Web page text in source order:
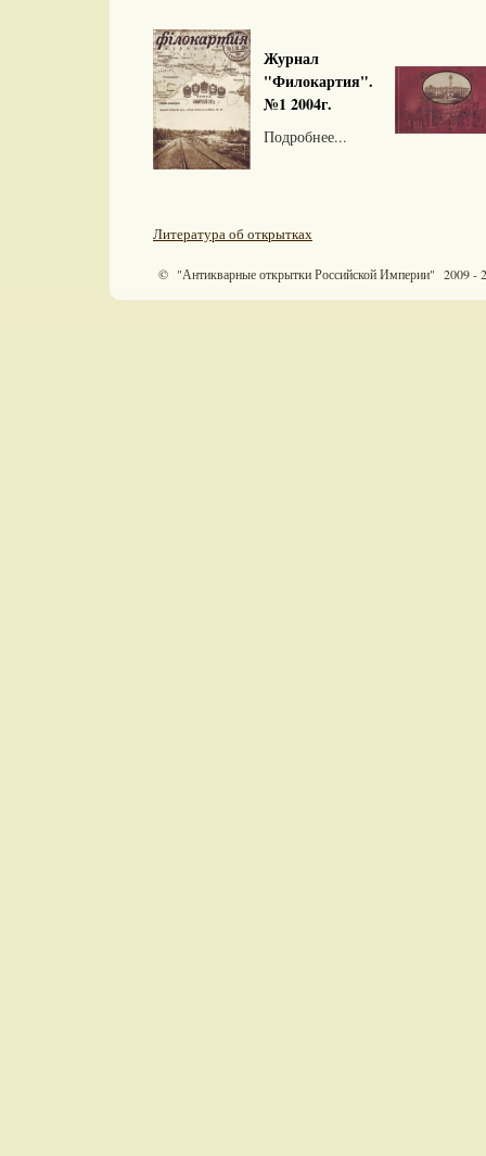
Журнал
"Филокартия".
№1 2004г.
Подробнее...
Литература об открытках
© "Антикварные открытки Российской Империи" 2009 -